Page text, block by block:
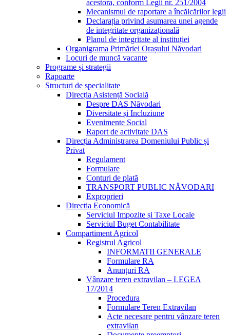
acestora, conform Legii nr. 251/2004
Mecanismul de raportare a încălcărilor legii
Declarația privind asumarea unei agende
de integritate organizațională
Planul de integritate al instituției
Organigrama Primăriei Orașului Năvodari
Locuri de muncă vacante
Programe și strategii
Rapoarte
Structuri de specialitate
Direcția Asistență Socială
Despre DAS Năvodari
Diversitate și Incluziune
Evenimente Social
Raport de activitate DAS
Direcția Administrarea Domeniului Public și
Privat
Regulament
Formulare
Conturi de plată
TRANSPORT PUBLIC NĂVODARI
Exproprieri
Direcția Economică
Serviciul Impozite și Taxe Locale
Serviciul Buget Contabilitate
Compartiment Agricol
Registrul Agricol
INFORMATII GENERALE
Formulare RA
Anunțuri RA
Vânzare teren extravilan – LEGEA
17/2014
Procedura
Formulare Teren Extravilan
Acte necesare pentru vânzare teren
extravilan